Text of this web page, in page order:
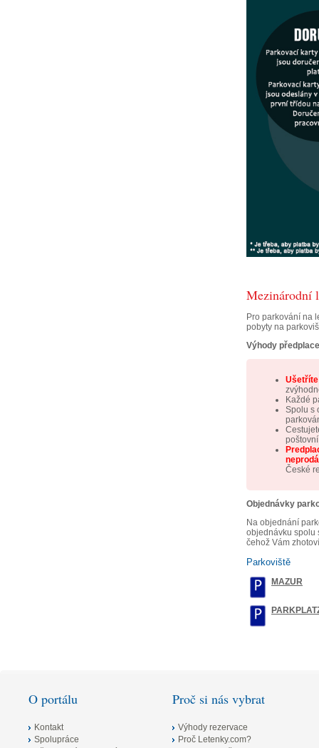
Mezinárodní
Pro parkování na
pobyty na
Výhody
Každé
Spolu s
České
Objednávky
Na objednání
objednávku spolu
čehož Vám
Parkoviště
MAZUR
O portálu
Kontakt
Spolupráce
Proč si nás vybrat
Výhody rezervace
Proč Letenky.com?